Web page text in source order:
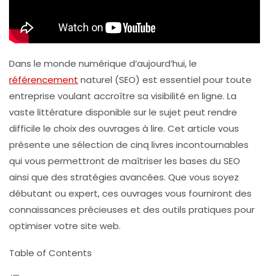
Dans le monde numérique d’aujourd’hui, le
référencement naturel (SEO) est essentiel pour toute
entreprise voulant accroître sa visibilité en ligne. La
vaste littérature disponible sur le sujet peut rendre
difficile le choix des ouvrages à lire. Cet article vous
présente une sélection de cinq livres incontournables
qui vous permettront de maîtriser les bases du SEO
ainsi que des stratégies avancées. Que vous soyez
débutant ou expert, ces ouvrages vous fourniront des
connaissances précieuses et des outils pratiques pour
optimiser votre site web.
Table of Contents